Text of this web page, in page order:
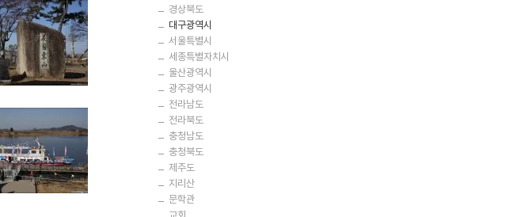
경상북도
대구광역시
서울특별시
세종특별자치시
울산광역시
광주광역시
전라남도
전라북도
충청남도
충청북도
제주도
지리산
문학관